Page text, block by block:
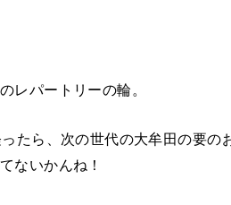
レパートリーの輪。
たら、次の世代の大牟田の要の
ないかんね！